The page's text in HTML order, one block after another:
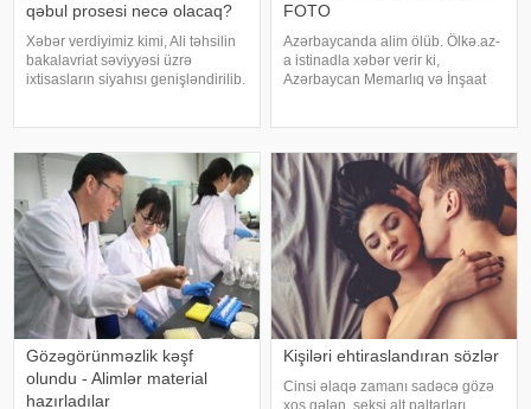
qəbul prosesi necə olacaq?
Xəbər verdiyimiz kimi, Ali təhsilin
bakalavriat səviyyəsi üzrə
ixtisasların siyahısı genişləndirilib.
olunması" ixtisası d
FOTO
Azərbaycanda alim ölüb. Ölkə.az-
a istinadla xəbər verir ki,
Azərbaycan Memarlıq və İnşaat
dosenti, texnika üzrə fəlsəfə
doktoru Qayıbəl
Gözəgörünməzlik kəşf
olundu - Alimlər material
hazırladılar
Kişiləri ehtiraslandıran sözlər
Cinsi əlaqə zamanı sadəcə gözə